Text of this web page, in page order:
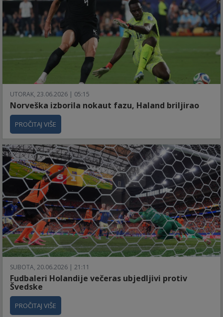
UTORAK, 23.06.2026 | 05:15
Norveška izborila nokaut fazu, Haland briljirao
PROČITAJ VIŠE
SUBOTA, 20.06.2026 | 21:11
Fudbaleri Holandije večeras ubjedljivi protiv
Švedske
PROČITAJ VIŠE